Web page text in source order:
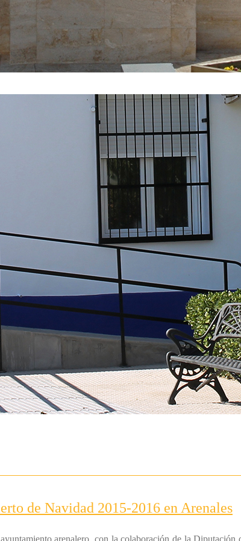
de Navidad 2015-2016 en Arenales
arenalero, con la colaboración de la Diputación